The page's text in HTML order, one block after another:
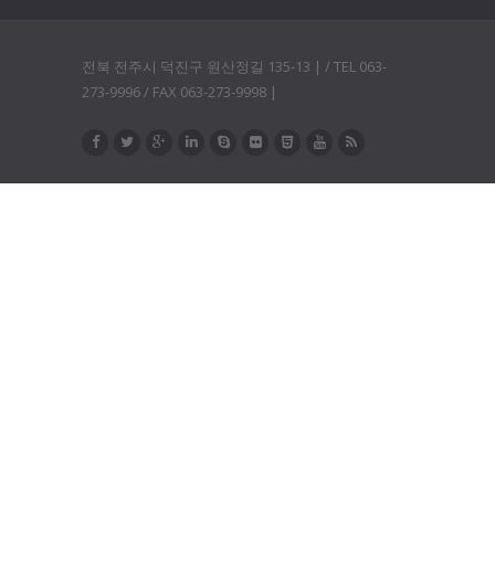
전북 전주시 덕진구 원산정길 135-13 | / TEL 063-
273-9996 / FAX 063-273-9998 |